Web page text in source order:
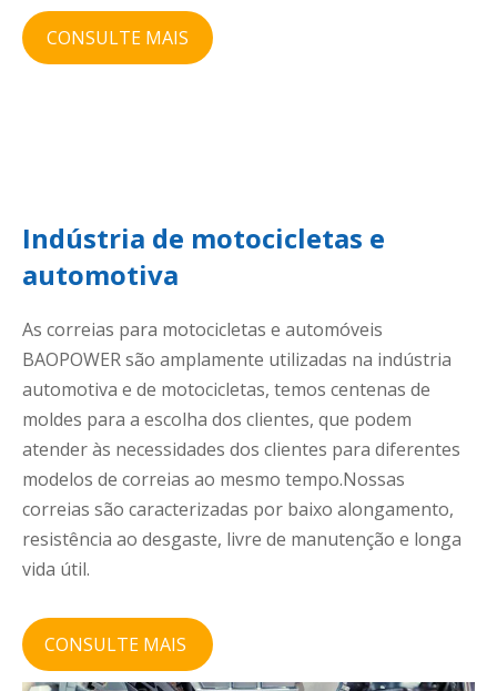
CONSULTE MAIS
Indústria de motocicletas e
automotiva
As correias para motocicletas e automóveis
BAOPOWER são amplamente utilizadas na indústria
automotiva e de motocicletas, temos centenas de
moldes para a escolha dos clientes, que podem
atender às necessidades dos clientes para diferentes
modelos de correias ao mesmo tempo.Nossas
correias são caracterizadas por baixo alongamento,
resistência ao desgaste, livre de manutenção e longa
vida útil.
CONSULTE MAIS